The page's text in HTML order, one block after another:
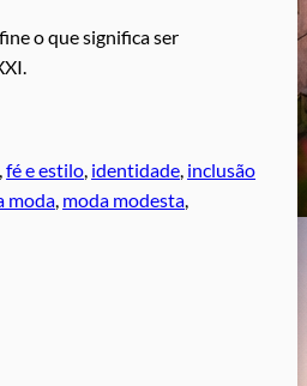
o que significa ser
, fé e estilo, identidade, inclusão
moda, moda modesta